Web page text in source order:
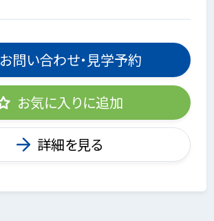
お問い合わせ・見学予約
お気に入りに追加
詳細を見る